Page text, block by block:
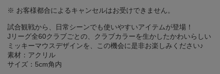
※ お客様都合によるキャンセルはお受けできません。
試合観戦から、日常シーンでも使いやすいアイテムが登場！
Jリーグ全60クラブごとの、クラブカラーを生かしたかわいらしい
ミッキーマウスデザインを、この機会に是非お楽しみください♪
素材：アクリル
サイズ：5cm角内